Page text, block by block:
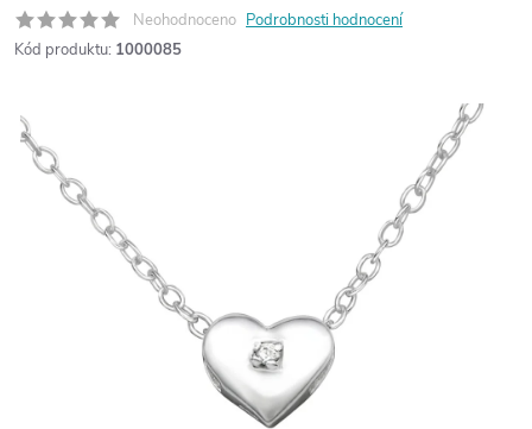
Neohodnoceno Podrobnosti hodnocení
Kód produktu: 1000085